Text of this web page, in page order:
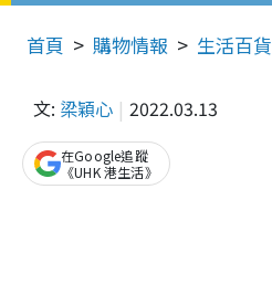
首頁 購物情報 生活百貨
文: 梁穎心 2022.03.13
在Google追蹤
《UHK 港生活》